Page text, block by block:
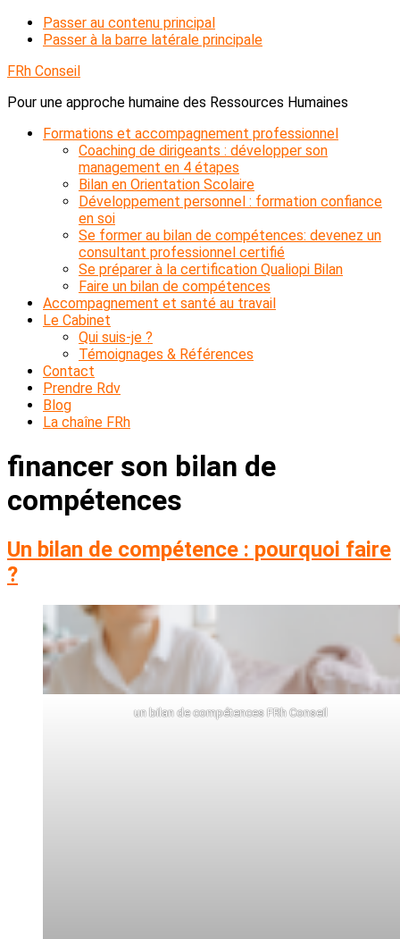
Passer au contenu principal
Passer à la barre latérale principale
FRh Conseil
Pour une approche humaine des Ressources Humaines
Formations et accompagnement professionnel
Coaching de dirigeants : développer son
management en 4 étapes
Bilan en Orientation Scolaire
Développement personnel : formation confiance
en soi
Se former au bilan de compétences: devenez un
consultant professionnel certifié
Se préparer à la certification Qualiopi Bilan
Faire un bilan de compétences
Accompagnement et santé au travail
Le Cabinet
Qui suis-je ?
Témoignages & Références
Contact
Prendre Rdv
Blog
La chaîne FRh
financer son bilan de
compétences
Un bilan de compétence : pourquoi faire
?
un bilan de compétences FRh Conseil